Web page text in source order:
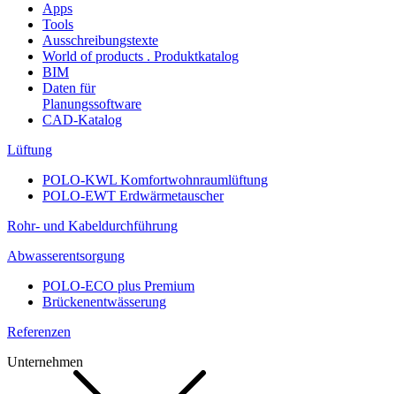
Apps
Tools
Ausschreibungstexte
World of products . Produktkatalog
BIM
Daten für
Planungssoftware
CAD-Katalog
Lüftung
POLO-KWL Komfortwohnraumlüftung
POLO-EWT Erdwärmetauscher
Rohr- und Kabeldurchführung
Abwasserentsorgung
POLO-ECO plus Premium
Brückenentwässerung
Referenzen
Unternehmen